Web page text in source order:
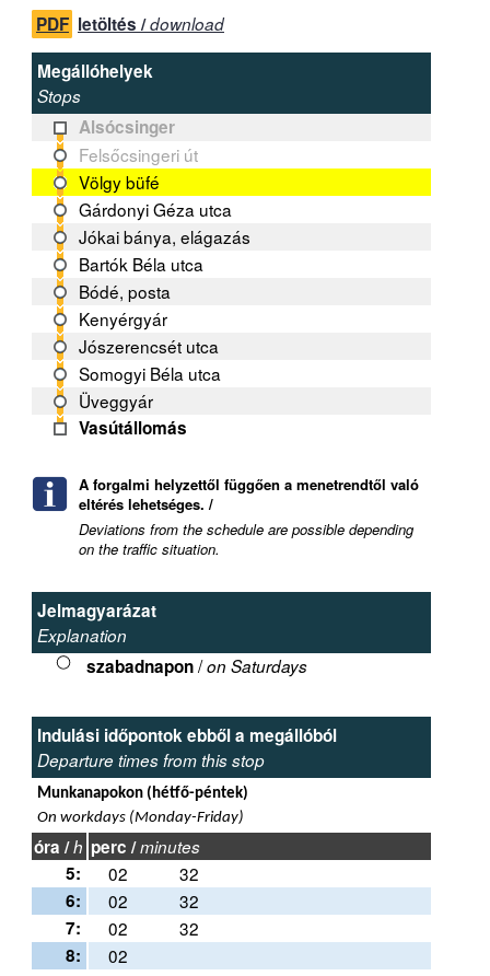
PDF letöltés /download
Megállóhelyek
Stops
Alsócsinger
Felsőcsingeri út
Völgy büfé
Gárdonyi Géza utca
Jókai bánya, elágazás
Bartók Béla utca
Bódé, posta
Kenyérgyár
Jószerencsét utca
Somogyi Béla utca
Üveggyár
Vasútállomás
A forgalmi helyzettől függően a menetrendtől való
eltérés lehetséges. /
Deviations from the schedule are possible depending
on the traffic situation.
Jelmagyarázat
Explanation
szabadnapon/on Saturdays
Indulási időpontok ebből a megállóból
Departure times from this stop
Munkanapokon (hétfő-péntek)
On workdays (Monday-Friday)
óra /h perc /minutes
5: 02
32
6:
02
32
7:
02
32
8:
02